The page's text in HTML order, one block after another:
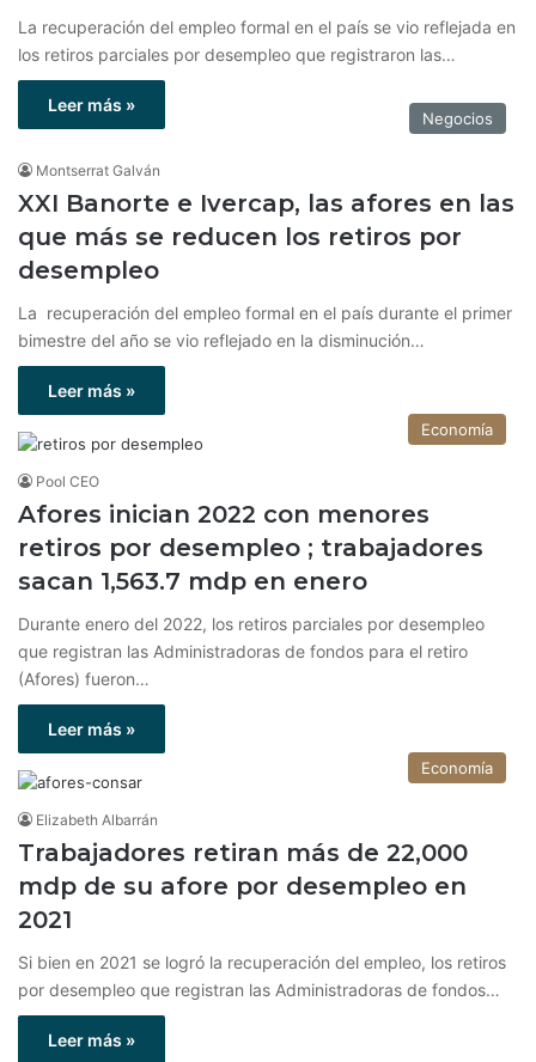
La recuperación del empleo formal en el país se vio reflejada en
los retiros parciales por desempleo que registraron las…
Leer más »
Negocios
Montserrat Galván
XXI Banorte e Ivercap, las afores en las
que más se reducen los retiros por
desempleo
La recuperación del empleo formal en el país durante el primer
bimestre del año se vio reflejado en la disminución…
Leer más »
Economía
Pool CEO
Afores inician 2022 con menores
retiros por desempleo ; trabajadores
sacan 1,563.7 mdp en enero
Durante enero del 2022, los retiros parciales por desempleo
que registran las Administradoras de fondos para el retiro
(Afores) fueron…
Leer más »
Economía
Elizabeth Albarrán
Trabajadores retiran más de 22,000
mdp de su afore por desempleo en
2021
Si bien en 2021 se logró la recuperación del empleo, los retiros
por desempleo que registran las Administradoras de fondos…
Leer más »